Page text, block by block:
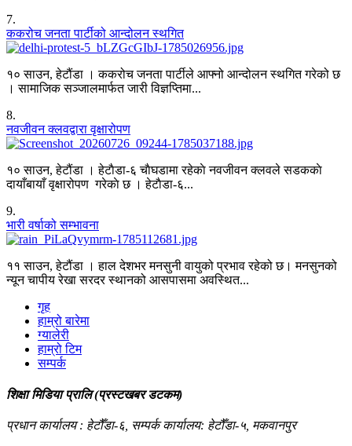
7.
ककरोच जनता पार्टीको आन्दोलन स्थगित
१० साउन, हेटौंडा । ककरोच जनता पार्टीले आफ्नो आन्दोलन स्थगित गरेको छ
। सामाजिक सञ्जालमार्फत जारी विज्ञप्तिमा...
8.
नवजीवन क्लवद्वारा वृक्षारोपण
१० साउन, हेटौंडा । हेटाैडा-६ चाैघडामा रहेकाे नवजीवन क्लवले सडककाे
दायाँबायाँ वृक्षारोपण गरेकाे छ । हेटाैडा-६...
9.
भारी वर्षाको सम्भावना
११ साउन, हेटौंडा । हाल देशभर मनसुनी वायुको प्रभाव रहेको छ। मनसुनको
न्यून चापीय रेखा सरदर स्थानको आसपासमा अवस्थित...
गृह
हाम्रो बारेमा
ग्यालेरी
हाम्रो टिम
सम्पर्क
शिक्षा मिडिया प्रालि (प्रस्टखबर डटकम)
प्रधान कार्यालय : हेटौँडा-६, सम्पर्क कार्यालय: हेटौँडा-५, मकवानपुर